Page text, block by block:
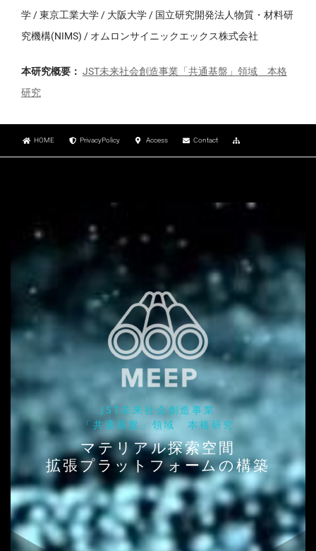
学 / 東京工業大学 / 大阪大学 / 国立研究開発法人物質・材料研
究機構(NIMS) / オムロンサイニックエックス株式会社
本研究概要： JST未来社会創造事業「共通基盤」領域 本格
研究
HOME PrivacyPolicy Access Contact
JST未来社会創造事業
「共通基盤」領域 本格研究
マテリアル探索空間
拡張プラットフォームの構築